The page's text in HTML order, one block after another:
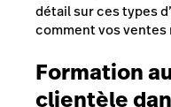
détail sur ces types
comment vos
Formation
clientèle